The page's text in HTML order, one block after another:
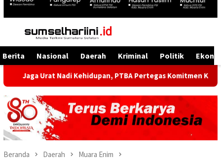
Menu
Mobile
Berita Nasional Daerah Kriminal Politik
Nadi Kehidupan, PTBA Pertegas Komitmen Kelestarian
Beranda Daerah Muara Enim